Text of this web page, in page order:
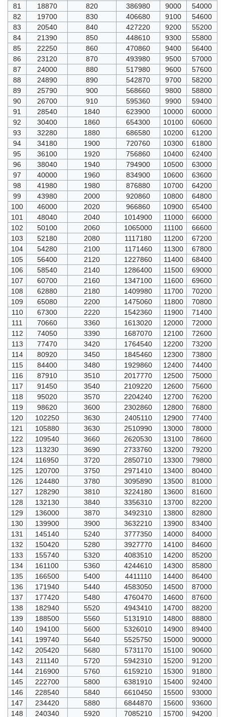
81
18870 820 386980 9000
54000
82
19700 830 406680 9100
54600
83
20540 840 427220 9200
55200
84
21390 850 448610 9300
55800
85
22250 860 470860 9400
56400
86
23120 870 493980 9500
57000
87
24000 880 517980 9600
57600
88
24890 890 542870 9700
58200
89
25790 900 568660 9800
58800
90
26700 910 595360 9900
59400
91
28540 1840 623900 10000
60000
92
30400 1860 654300 10100
60600
93
32280 1880 686580 10200
61200
94
34180 1900 720760 10300
61800
95
36100 1920 756860 10400
62400
96
38040 1940 794900 10500
63000
97
40000 1960 834900 10600
63600
98
41980 1980 876880 10700
64200
99
43980 2000 920860 10800
64800
100
46000 2020 966860 10900
65400
101
48040 2040 1014900 11000
66000
102
50100 2060 1065000 11100
66600
103
52180 2080 1117180 11200
67200
104
54280 2100 1171460 11300
67800
105
56400 2120 1227860 11400
68400
106
58540 2140 1286400 11500
69000
107
60700 2160 1347100 11600
69600
108
62880 2180 1409980 11700
70200
109
65080 2200 1475060 11800
70800
110
67300 2220 1542360 11900
71400
111
70660 3360 1613020 12000
72000
112
74050 3390 1687070 12100
72600
113
77470 3420 1764540 12200
73200
114
80920 3450 1845460 12300
73800
115
84400 3480 1929860 12400
74400
116
87910 3510 2017770 12500
75000
117
91450 3540 2109220 12600
75600
118
95020 3570 2204240 12700
76200
119
98620 3600 2302860 12800
76800
120
102250 3630 2405110 12900
77400
121
105880 3630 2510990 13000
78000
122
109540 3660 2620530 13100
78600
123
113230 3690 2733760 13200
79200
124
116950 3720 2850710 13300
79800
125
120700 3750 2971410 13400
80400
126
124480 3780 3095890 13500
81000
127
128290 3810 3224180 13600
81600
128
132130 3840 3356310 13700
82200
129
136000 3870 3492310 13800
82800
130
139900 3900 3632210 13900
83400
131
145140 5240 3777350 14000
84000
132
150420 5280 3927770 14100
84600
133
155740 5320 4083510 14200
85200
134
161100 5360 4244610 14300
85800
135
166500 5400 4411110 14400
86400
136
171940 5440 4583050 14500
87000
137
177420 5480 4760470 14600
87600
138
182940 5520 4943410 14700
88200
139
188500 5560 5131910 14800
88800
140
194100 5600 5326010 14900
89400
141
199740 5640 5525750 15000
90000
142
205420 5680 5731170 15100
90600
143
211140 5720 5942310 15200
91200
144
216900 5760 6159210 15300
91800
145
222700 5800 6381910 15400
92400
146
228540 5840 6610450 15500
93000
147
234420 5880 6844870 15600
93600
148
240340 5920 7085210 15700 94200